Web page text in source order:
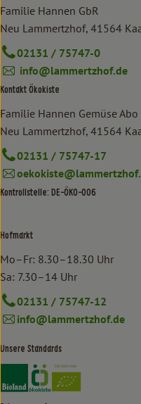
Familie Hannen GbR
Neu Lammertzhof, 41564
02131 / 75747-0
info@lammertzhof.de
Kontakt Ökokiste
Familie Hannen Gemüse Abo
Neu Lammertzhof, 41564
02131 / 75747-17
Kontrollstelle: DE-ÖKO-006
Hofmarkt
Mo–Fr: 8.30–18.30 Uhr
Sa: 7.30–14 Uhr
02131 / 75747-12
info@lammertzhof.de
Unsere Standards
Externer Link zu
Externer Link zu